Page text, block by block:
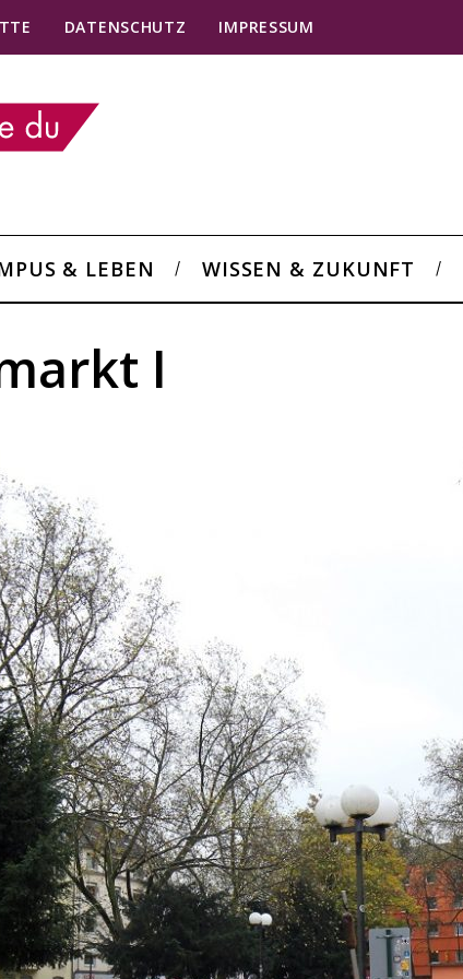
DATENSCHUTZ IMPRESSUM
& LEBEN WISSEN & ZUKUNFT
I